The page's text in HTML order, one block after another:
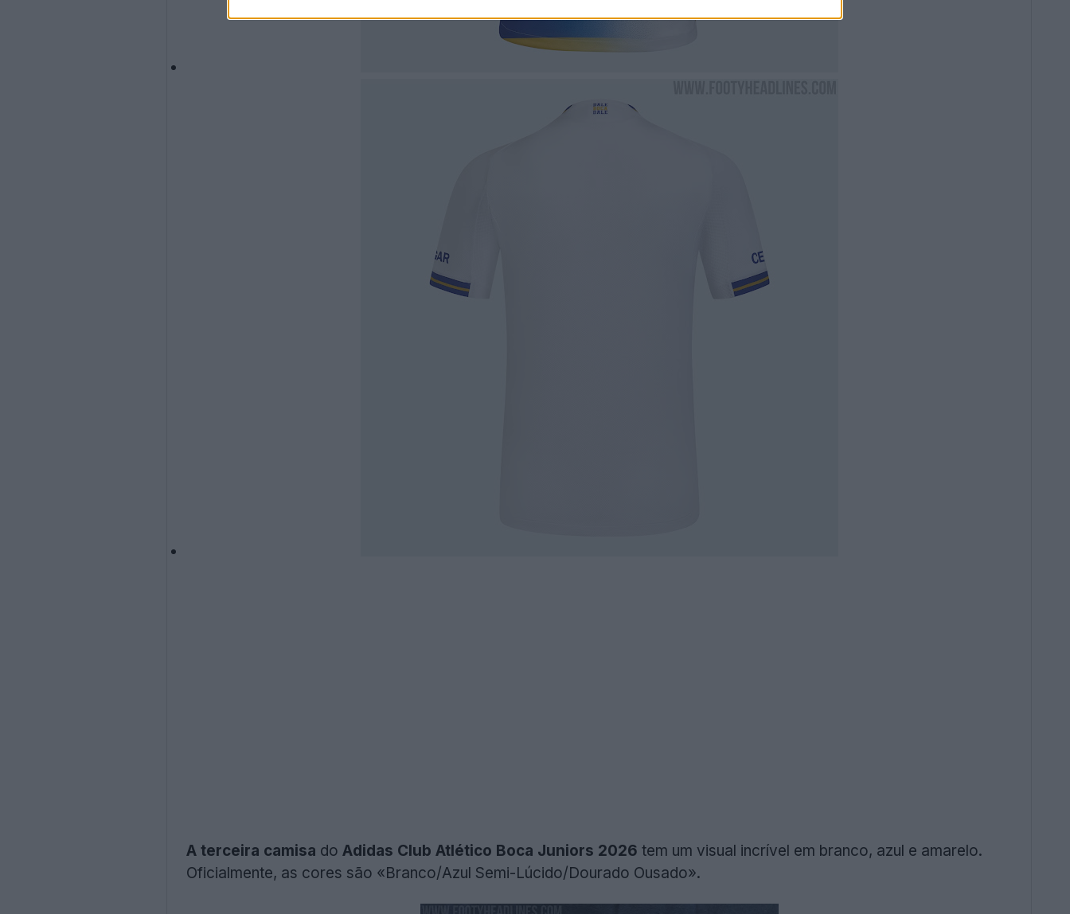
A terceira camisa do Adidas Club Atlético Boca Juniors 2026 tem um visual incrível em branco, azul e amarelo.
Oficialmente, as cores são «Branco/Azul Semi-Lúcido/Dourado Ousado».